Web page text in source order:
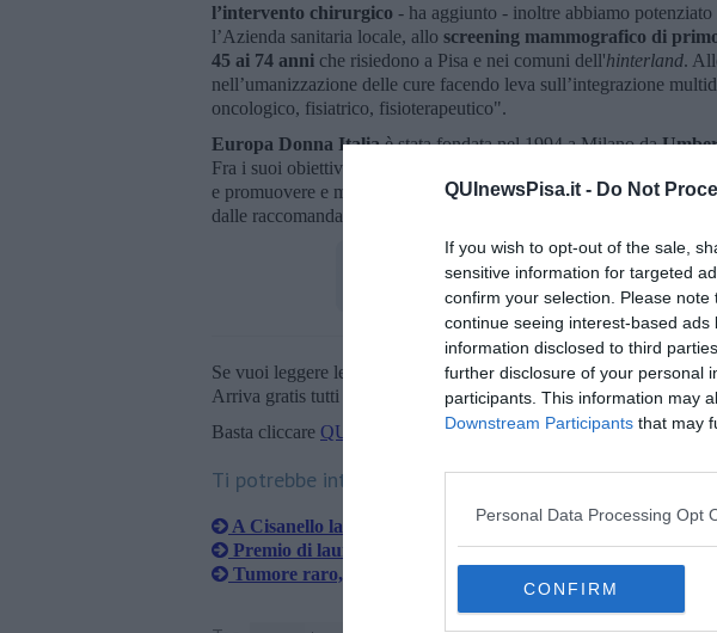
QUInewsPisa.it - Do Not
If you wish to opt-out of the sale,
sensitive information for targeted
confirm your selection. Please
continue seeing interest-based
information disclosed to third
further disclosure of your personal
participants. This information may
Downstream Participants that may
Personal Data Processing Opt
CONFIRM
l’intervento chirurgico - ha aggiunto - inoltre abbiamo
l’Azienda sanitaria locale, allo screening mammografico di
45 ai 74 anni che risiedono a Pisa e nei comuni dell'hinterland.
nell’umanizzazione delle cure facendo leva sull’integrazione
oncologico, fisiatrico, fisioterapeutico".
Europa Donna Italiaè stata fondata nel 1994 a Milano da
Fra i suoi obiettivi, diffondere educazione e informare sulla
e promuovere e monitorare l’istituzione della rete nazionale dei
dalle raccomandazioni europee e dalle linee di indirizzo del
Se vuoi leggere le notizie principali della Toscana iscriviti alla
Arriva gratis tutti i giorni alle 20:00 direttamente nella tua casella di
Basta cliccare QUI
Ti potrebbe interessare anche:
A Cisanello la panchina del dono
Premio di laurea intitolato Barbara Capovani
Tumore raro, operato e salvato in extremis a Pisa